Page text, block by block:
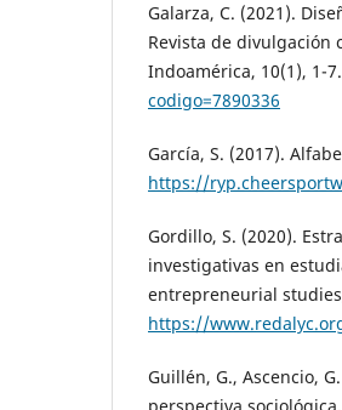
Galarza, C. (2021).
Revista de divulgación
Indoamérica, 10(1), 1-7.
codigo=7890336
García, S. (2017).
https://
Gordillo, S. (2020).
investigativas en
entrepreneurial
https://
Guillén, G., Ascencio,